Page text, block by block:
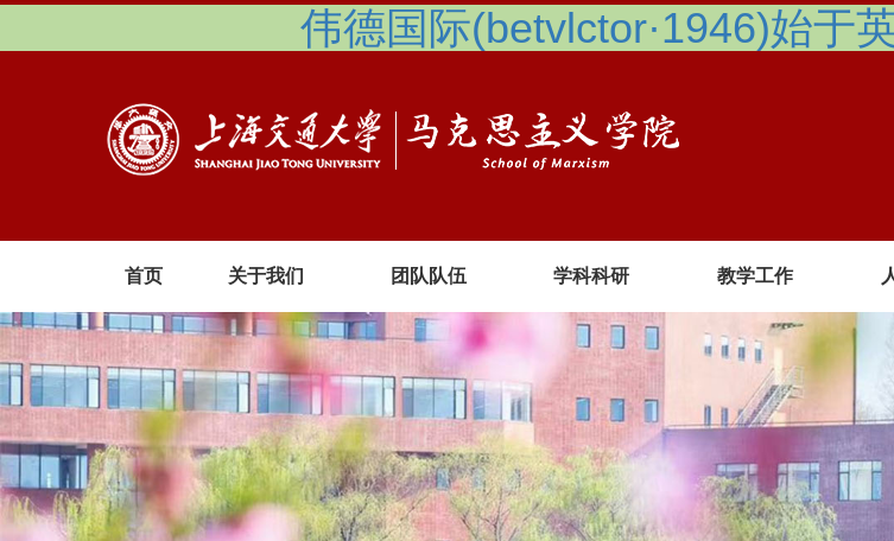
伟德国际(betvlctor·1946)始于
首页 关于我们 团队队伍 学科科研 教学工作